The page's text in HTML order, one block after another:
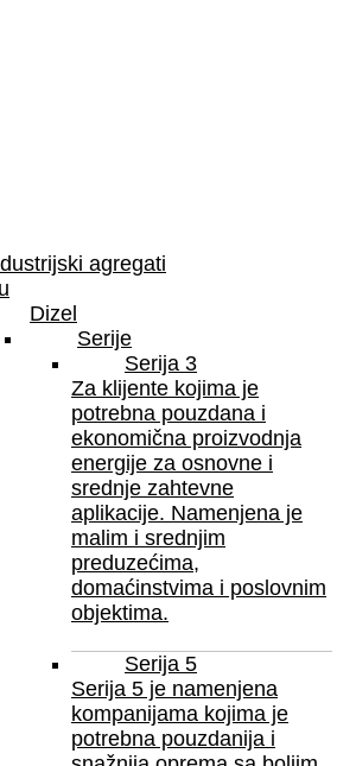
agregati
Dizel
Serije
Serija 3
Za klijente kojima je
potrebna pouzdana i
ekonomična proizvodnja
energije za osnovne i
srednje zahtevne
aplikacije. Namenjena je
malim i srednjim
preduzećima,
domaćinstvima i poslovnim
objektima.
Serija 5
Serija 5 je namenjena
kompanijama kojima je
potrebna pouzdanija i